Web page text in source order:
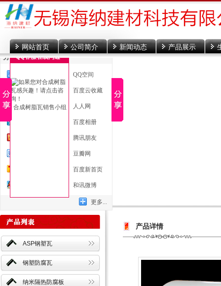
网站首页 公司简介 新闻动态 产品展示
产品详情
ASP钢塑瓦
钢塑防腐瓦
纳米隔热防腐板
分享到
QQ空间
新浪微博 百度云收藏
微信 人人网
百度相册
腾讯朋友
豆瓣网
百度新首页
和讯微博
更多...
QQ客服在线沟通
合成树脂瓦销售小组